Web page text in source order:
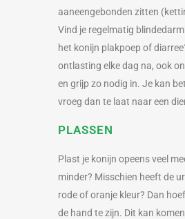
aaneengebonden zitten
Vind je regelmatig
het konijn plakpoep of
ontlasting elke dag na, ook
en grijp zo nodig in. Je kan
vroeg dan te laat naar een
PLASSEN
Plast je konijn opeens veel
minder? Misschien heeft de
rode of oranje kleur? Dan
de hand te zijn. Dit kan